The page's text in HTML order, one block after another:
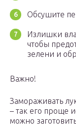
Обсушите
Излишки
чтобы
зелени и
Важно!
Замораживать
– так его проще
можно